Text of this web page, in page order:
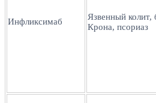
Инфликсимаб
Язвенный колит,
Крона, псориаз